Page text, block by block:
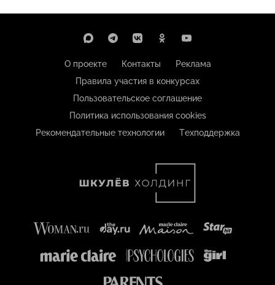
О проекте Контакты
Реклама
Правила участия в конкурсах
Пользовательское соглашение
Политика использования cookies
Рекомендательные технологии
Техподдержка